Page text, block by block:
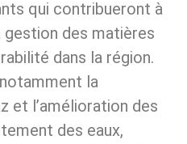
qui contribueront à
gestion des matières
dans la région.
la
et l’amélioration des
des eaux,